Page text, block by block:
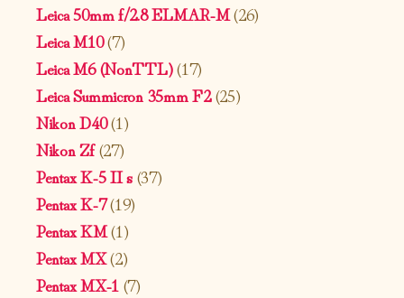
Leica 50mm f/2.8 ELMAR-M(26)
Leica M10(7)
Leica M6 (NonTTL)(17)
Leica Summicron 35mm F2(25)
Nikon D40(1)
Nikon Zf(27)
Pentax K-5 II s(37)
Pentax K-7(19)
Pentax KM(1)
Pentax MX(2)
Pentax MX-1 (7)